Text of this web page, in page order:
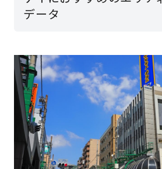
データ